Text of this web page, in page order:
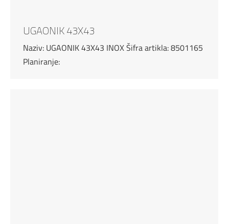
UGAONIK 43X43
Naziv: UGAONIK 43X43 INOX Šifra artikla: 8501165
Planiranje: